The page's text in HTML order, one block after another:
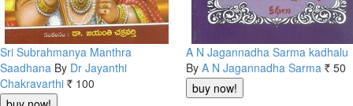
Sri Subrahmanya Manthra
Saadhana By Dr Jayanthi
Chakravarthi Rs. 100
A N Jagannadha Sarma kadhalu
By A N Jagannadha Sarma Rs. 50